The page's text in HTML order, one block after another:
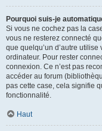
Pourquoi suis-je
Si vous ne cochez pas la
vous ne resterez connecté
que quelqu’un d’autre
ordinateur. Pour rester
connexion. Ce n’est pas
accéder au forum
pas cette case, cela signifie
fonctionnalité.
Haut